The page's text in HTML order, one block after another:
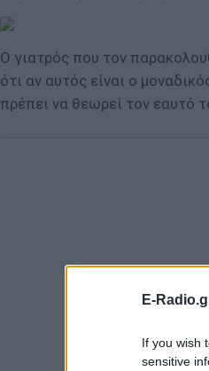
E-
If you wish
sensitive
Ο γιατρός που τον
ότι αν αυτός είναι ο
πρέπει να θεωρεί τον εαυτό